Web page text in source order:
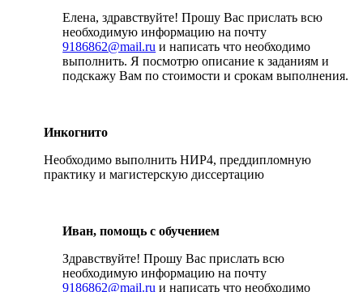
Елена, здравствуйте! Прошу Вас прислать всю
необходимую информацию на почту
9186862@mail.ru и написать что необходимо
выполнить. Я посмотрю описание к заданиям и
подскажу Вам по стоимости и срокам выполнения.
Инкогнито
Необходимо выполнить НИР4, преддипломную
практику и магистерскую диссертацию
Иван, помощь с обучением
Здравствуйте! Прошу Вас прислать всю
необходимую информацию на почту
9186862@mail.ru и написать что необходимо